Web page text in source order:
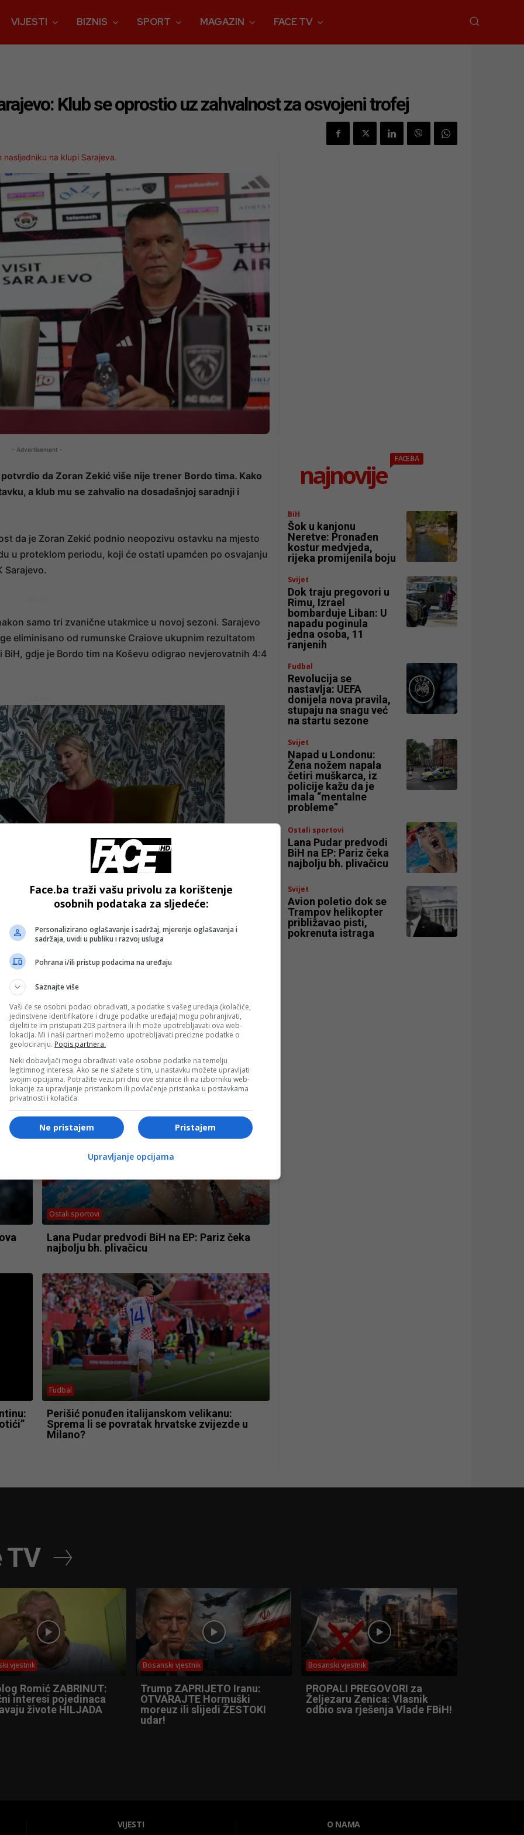
VIJESTI BIZNIS SPORT MAGAZIN FACE TV
Klub se oprostio uz zahvalnost za osvojeni trofej
na klupi Sarajeva.
- Advertisement -
da Zoran Zekić više nije trener Bordo tima. Kako
a klub mu se zahvalio na dosadašnjoj saradnji i
da je Zoran Zekić podnio neopozivu ostavku na mjesto
u proteklom periodu, koji će ostati upamćen po osvajanju
Sarajevo.
samo tri zvanične utakmice u novoj sezoni. Sarajevo
eliminisano od rumunske Craiove ukupnim rezultatom
gdje je Bordo tim na Koševu odigrao nevjerovatnih 4:4
od godinu dana. Iako su u posljednjim sedmicama
po trofeju osvojenom u protekloj sezoni, kada je
nasljedniku na klupi Sarajeva.
- OGLAS -
Ostali sportovi
Lana Pudar predvodi BiH na EP: Pariz čeka
najbolju bh. plivačicu
Fudbal
Perišić ponuđen italijanskom velikanu:
Sprema li se povratak hrvatske zvijezde u
Milano?
najnovije
FACE.BA
BiH
Šok u kanjonu
Neretve: Pronađen
kostur medvjeda,
rijeka promijenila boju
Svijet
Dok traju pregovori u
Rimu, Izrael
bombarduje Liban: U
napadu poginula
jedna osoba, 11
ranjenih
Fudbal
Revolucija se
nastavlja: UEFA
donijela nova pravila,
stupaju na snagu već
na startu sezone
Svijet
Napad u Londonu:
Žena nožem napala
četiri muškarca, iz
policije kažu da je
imala “mentalne
probleme”
Ostali sportovi
Lana Pudar predvodi
BiH na EP: Pariz čeka
najbolju bh. plivačicu
Svijet
Avion poletio dok se
Trampov helikopter
približavao pisti,
pokrenuta istraga
TV
vjestnik
Romić ZABRINUT:
interesi pojedinaca
živote HILJADA
Bosanski vjestnik
Trump ZAPRIJETO Iranu:
OTVARAJTE Hormuški
moreuz ili slijedi ŽESTOKI
udar!
Bosanski vjestnik
PROPALI PREGOVORI za
Željezaru Zenica: Vlasnik
odbio sva rješenja Vlade FBiH!
VIJESTI O NAMA
Face.ba traži vašu privolu za korištenje
osobnih podataka za sljedeće:
Personalizirano oglašavanje i sadržaj, mjerenje oglašavanja i
sadržaja, uvidi u publiku i razvoj usluga
Pohrana i/ili pristup podacima na uređaju
Saznajte više
Vaši će se osobni podaci obrađivati, a podatke s vašeg uređaja (kolačiće,
jedinstvene identifikatore i druge podatke uređaja) mogu pohranjivati,
dijeliti te im pristupati 203 partnera ili ih može upotrebljavati ova web-
lokacija. Mi i naši partneri možemo upotrebljavati precizne podatke o
geolociranju. Popis partnera.
Neki dobavljači mogu obrađivati vaše osobne podatke na temelju
legitimnog interesa. Ako se ne slažete s tim, u nastavku možete upravljati
svojim opcijama. Potražite vezu pri dnu ove stranice ili na izborniku web-
lokacije za upravljanje pristankom ili povlačenje pristanka u postavkama
privatnosti i kolačića.
Pristajem
Ne pristajem
Upravljanje opcijama